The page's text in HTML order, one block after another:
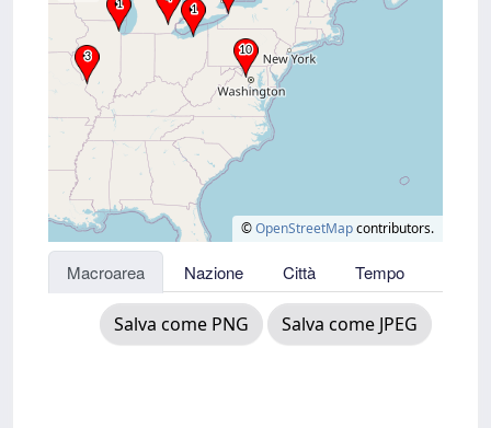
©OpenStreetMapcontributors.
Macroarea Nazione Città Tempo
Salva come PNG Salva come JPEG